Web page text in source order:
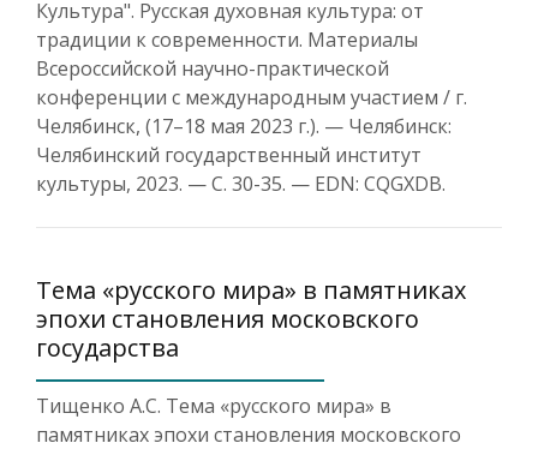
Культура". Русская духовная культура: от
традиции к современности. Материалы
Всероссийской научно-практической
конференции с международным участием / г.
Челябинск, (17–18 мая 2023 г.). — Челябинск:
Челябинский государственный институт
культуры, 2023. — С. 30-35. — EDN: CQGXDB.
Тема «русского мира» в памятниках
эпохи становления московского
государства
Тищенко А.С. Тема «русского мира» в
памятниках эпохи становления московского